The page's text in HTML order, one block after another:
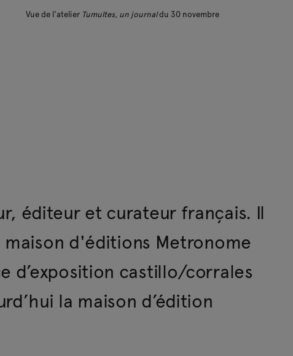
Vue de l'atelier Tumultes, un journaldu 30 novembre
éditeur et curateur français. Il
d'éditions Metronome
d’exposition castillo/corrales
la maison d’édition